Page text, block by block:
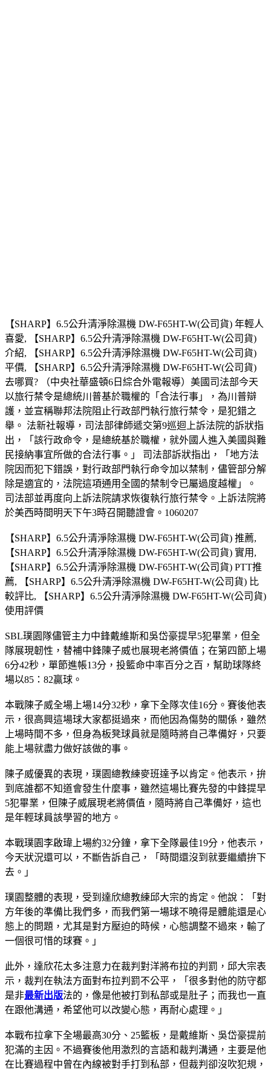
【SHARP】6.5公升清淨除濕機 DW-F65HT-W(公司貨) 年輕人
喜愛, 【SHARP】6.5公升清淨除濕機 DW-F65HT-W(公司貨)
介紹, 【SHARP】6.5公升清淨除濕機 DW-F65HT-W(公司貨)
平價, 【SHARP】6.5公升清淨除濕機 DW-F65HT-W(公司貨)
去哪買? （中央社華盛頓6日綜合外電報導）美國司法部今天
以旅行禁令是總統川普基於職權的「合法行事」，為川普辯
護，並宣稱聯邦法院阻止行政部門執行旅行禁令，是犯錯之
舉。 法新社報導，司法部律師遞交第9巡迴上訴法院的訴狀指
出，「該行政命令，是總統基於職權，就外國人進入美國與難
民接納事宜所做的合法行事。」 司法部訴狀指出，「地方法
院因而犯下錯誤，對行政部門執行命令加以禁制，儘管部分解
除是適宜的，法院這項通用全國的禁制令已屬過度越權」。
司法部並再度向上訴法院請求恢復執行旅行禁令。上訴法院將
於美西時間明天下午3時召開聽證會。1060207
【SHARP】6.5公升清淨除濕機 DW-F65HT-W(公司貨) 推薦,
【SHARP】6.5公升清淨除濕機 DW-F65HT-W(公司貨) 實用,
【SHARP】6.5公升清淨除濕機 DW-F65HT-W(公司貨) PTT推
薦, 【SHARP】6.5公升清淨除濕機 DW-F65HT-W(公司貨) 比
較評比, 【SHARP】6.5公升清淨除濕機 DW-F65HT-W(公司貨)
使用評價
SBL璞園隊儘管主力中鋒戴維斯和吳岱豪提早5犯畢業，但全
隊展現韌性，替補中鋒陳子威也展現老將價值；在第四節上場
6分42秒，單節進帳13分，投籃命中率百分之百，幫助球隊終
場以85：82贏球。
本戰陳子威全場上場14分32秒，拿下全隊次佳16分。賽後他表
示，很高興這場球大家都挺過來，而他因為傷勢的關係，雖然
上場時間不多，但身為板凳球員就是隨時將自己準備好，只要
能上場就盡力做好該做的事。
陳子威優異的表現，璞園總教練麥班達予以肯定。他表示，拚
到底誰都不知道會發生什麼事，雖然這場比賽先發的中鋒提早
5犯畢業，但陳子威展現老將價值，隨時將自己準備好，這也
是年輕球員該學習的地方。
本戰璞園李啟瑋上場約32分鐘，拿下全隊最佳19分，他表示，
今天狀況還可以，不斷告訴自己，「時間還沒到就要繼續拚下
去。」
璞園整體的表現，受到達欣總教練邱大宗的肯定。他說：「對
方年後的準備比我們多，而我們第一場球不曉得是體能還是心
態上的問題，尤其是對方壓迫的時候，心態調整不過來，輸了
一個很可惜的球賽。」
此外，達欣花太多注意力在裁判對洋將布拉的判罰，邱大宗表
示，裁判在執法方面對布拉判罰不公平，「很多對他的防守都
是非最新出版法的，像是他被打到私部或是肚子；而我也一直
在跟他溝通，希望他可以改變心態，再耐心處理。」
本戰布拉拿下全場最高30分、25籃板，是戴維斯、吳岱豪提前
犯滿的主因。不過賽後他用激烈的言語和裁判溝通，主要是他
在比賽過程中曾在內線被對手打到私部，但裁判卻沒吹犯規，